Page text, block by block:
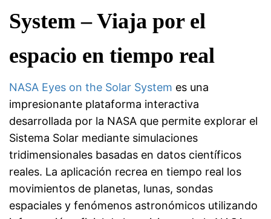
System – Viaja por el
espacio en tiempo real
NASA Eyes on the Solar System es una
impresionante plataforma interactiva
desarrollada por la NASA que permite explorar el
Sistema Solar mediante simulaciones
tridimensionales basadas en datos científicos
reales. La aplicación recrea en tiempo real los
movimientos de planetas, lunas, sondas
espaciales y fenómenos astronómicos utilizando